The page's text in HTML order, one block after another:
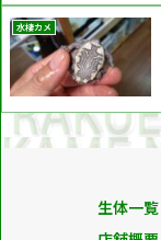
水棲カメ
生体一覧